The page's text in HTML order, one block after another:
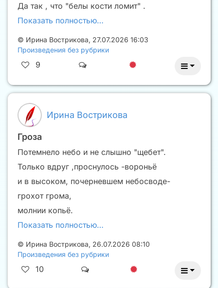
Да так , что "белы кости ломит" .
Показать полностью…
© Ирина Вострикова, 27.07.2026 16:03
Произведения без рубрики
9
Ирина Вострикова
Гроза
Потемнело небо и не слышно "щебет".
Только вдруг ,проснулось -вороньё
и в высоком, почерневшем небосводе-
грохот грома,
молнии копьё.
Показать полностью…
© Ирина Вострикова, 26.07.2026 08:10
Произведения без рубрики
10